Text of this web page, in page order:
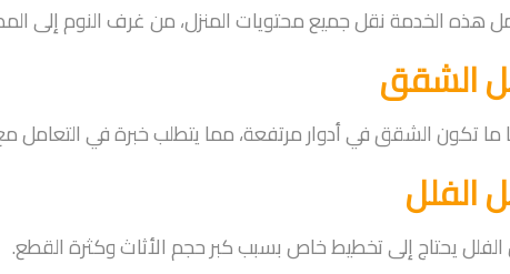
هذه الخدمة نقل جميع محتويات المنزل، من غرف النوم إلى
الشقق
ما تكون الشقق في أدوار مرتفعة، مما يتطلب خبرة في التعامل
الفلل
يحتاج إلى تخطيط خاص بسبب كبر حجم الأثاث وكثرة القطع.